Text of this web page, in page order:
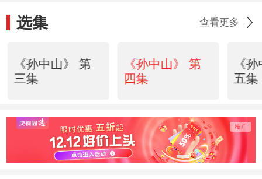
选集 查看更多
《孙中山》 第
三集
《孙中山》 第
四集
《
五集